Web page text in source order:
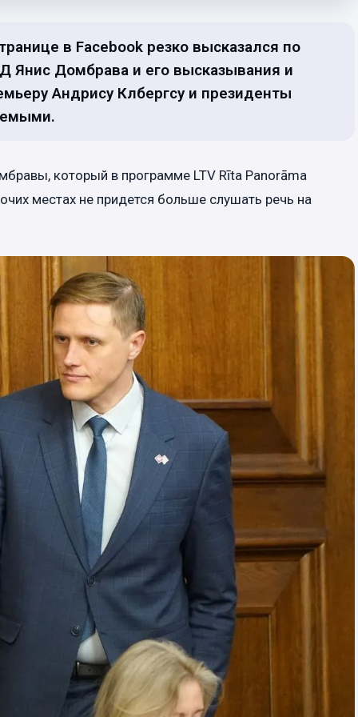
в Facebook резко высказался по
Янис Домбрава и его высказывания и
Андрису Клбергсу и президенты
который в программе LTV Rīta Panorāma
местах не придется больше слушать речь на